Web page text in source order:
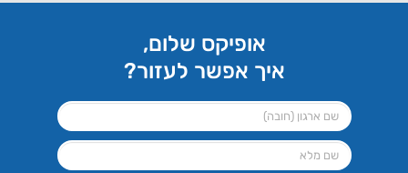
אופיקס שלום,
איך אפשר לעזור?